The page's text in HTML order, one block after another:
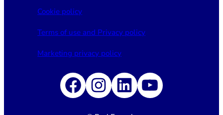
Cookie policy
Terms of use and Privacy policy
Marketing privacy policy
Facebook
Instagram
LinkedIn
YouTube